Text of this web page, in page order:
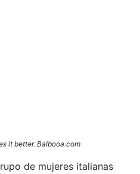
it better. Balbooa.com
de mujeres italianas